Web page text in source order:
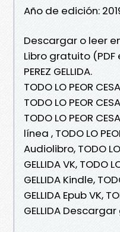
Año de edición:
Descargar o leer en
Libro gratuito (PDF
PEREZ GELLIDA.
TODO LO PEOR
TODO LO PEOR
TODO LO PEOR
línea , TODO LO
Audiolibro, TODO LO
GELLIDA VK, TODO
GELLIDA Kindle,
GELLIDA Epub VK,
GELLIDA